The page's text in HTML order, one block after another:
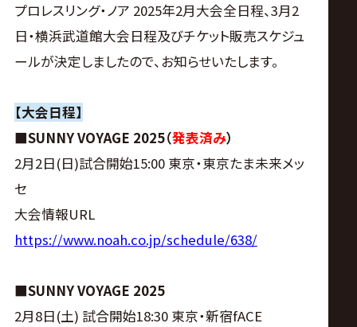
ノ
ア
公
式
サ
イ
ト
プロレスリング・ノア 2025年2月大会全日程、3月2
日・横浜武道館大会日程及びチケット販売スケジュ
ールが決定しましたので、お知らせいたします。
【大会日程】
■SUNNY VOYAGE 2025（発表済み）
2月2日(日)試合開始15:00 東京・東京たま未来メッ
セ
大会情報URL
https://www.noah.co.jp/schedule/638/
■SUNNY VOYAGE 2025
2月8日(土) 試合開始18:30 東京・新宿fACE